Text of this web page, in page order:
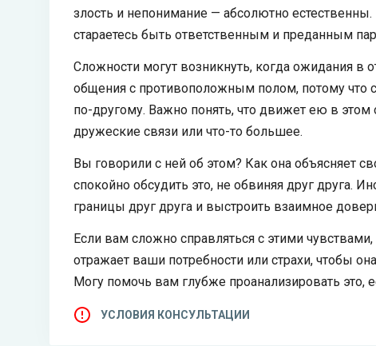
злость и непонимание — абсолютно
стараетесь быть ответственным и преданным
Сложности могут возникнуть, когда ожидания в
общения с противоположным полом, потому что
по-другому. Важно понять, что движет ею в
дружеские связи или что-то большее.
Вы говорили с ней об этом? Как она объясняет
спокойно обсудить это, не обвиняя друг друга.
границы друг друга и выстроить взаимное
Если вам сложно справляться с этими
отражает ваши потребности или страхи, чтобы
Могу помочь вам глубже проанализировать это,
УСЛОВИЯ КОНСУЛЬТАЦИИ